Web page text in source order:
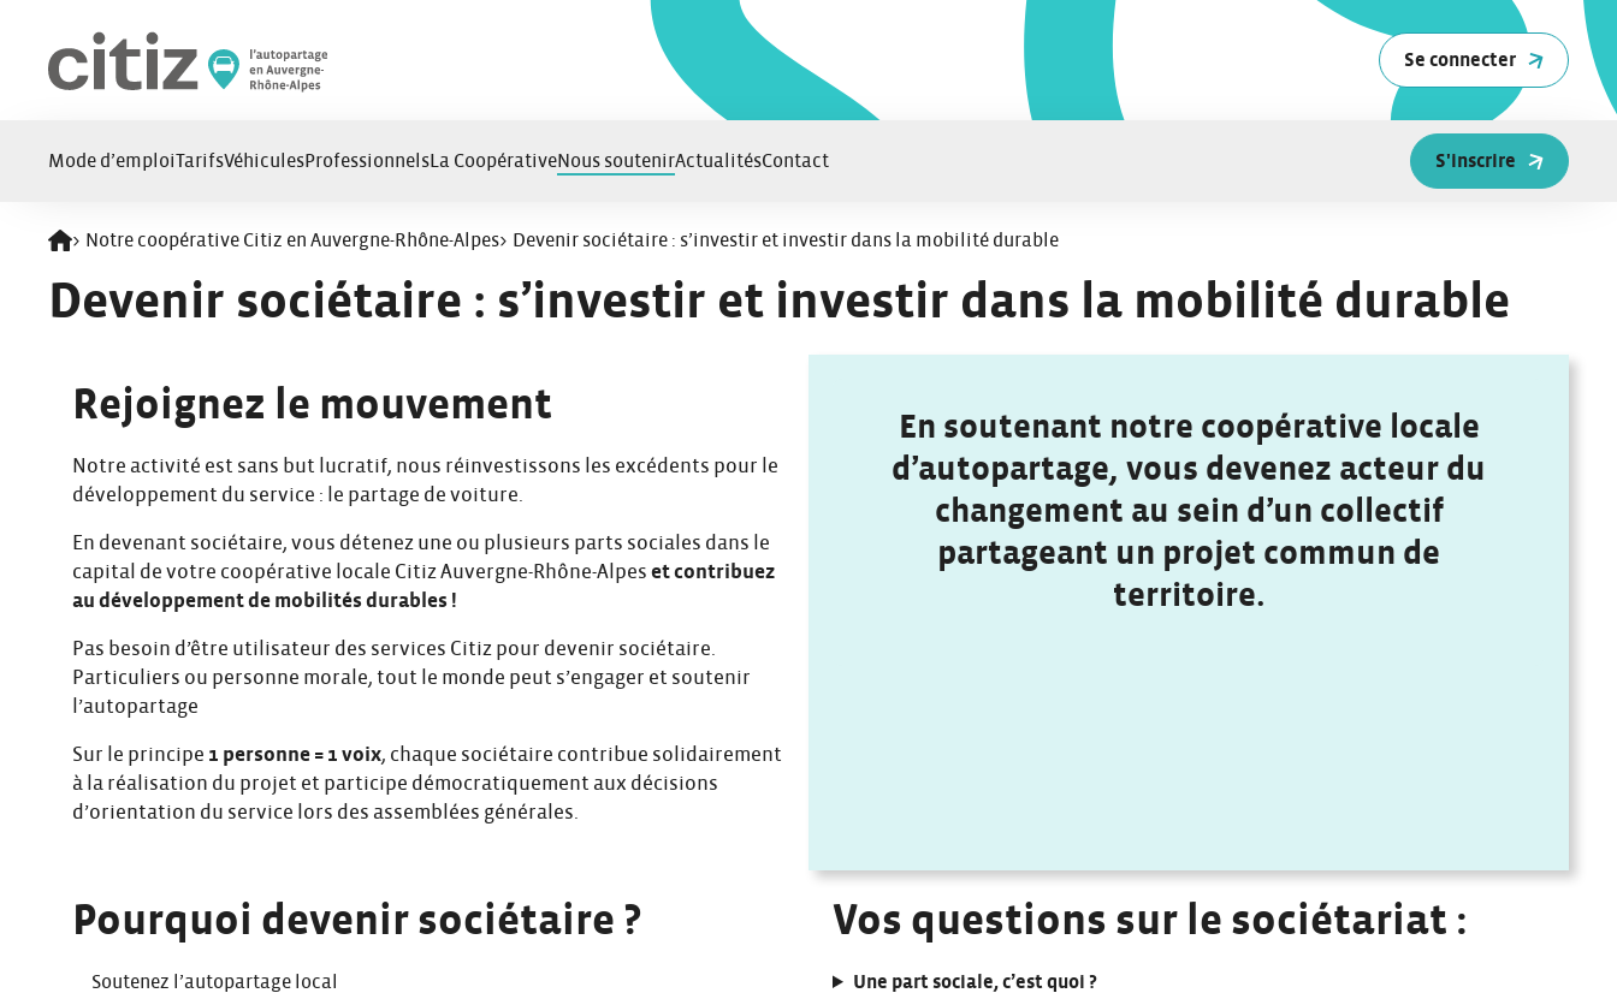
Se connecter
Mode d’emploiTarifsVéhiculesProfessionnels La CoopérativeNous soutenirActualitésContact S'inscrire
Retour à l'accueil
> Notre coopérative Citiz en Auvergne-Rhône-Alpes> Devenir sociétaire : s’investir et investir dans la mobilité durable​
Devenir sociétaire : s’investir et investir dans la mobilité durable​
Rejoignez le mouvement
Notre activité est sans but lucratif, nous réinvestissons les excédents pour le
développement du service : le partage de voiture.
En devenant sociétaire, vous détenez une ou plusieurs parts sociales dans le
capital de votre coopérative locale Citiz Auvergne-Rhône-Alpes et contribuez
au développement de mobilités durables !
Pas besoin d’être utilisateur des services Citiz pour devenir sociétaire.
Particuliers ou personne morale, tout le monde peut s’engager et soutenir
l’autopartage
Sur le principe 1 personne = 1 voix, chaque sociétaire contribue solidairement
à la réalisation du projet et participe démocratiquement aux décisions
d’orientation du service lors des assemblées générales.
En soutenant notre coopérative locale
d’autopartage, vous devenez acteur du
changement au sein d’un collectif
partageant un projet commun de
territoire.
Pourquoi devenir sociétaire ?
Soutenez l’autopartage local
Vos questions sur le sociétariat :
Une part sociale, c’est quoi ?